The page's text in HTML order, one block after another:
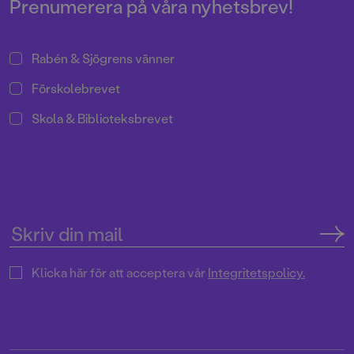
Prenumerera på våra nyhetsbrev!
Rabén & Sjögrens vänner
Förskolebrevet
Skola & Biblioteksbrevet
Klicka här för att acceptera vårIntegritetspolicy.